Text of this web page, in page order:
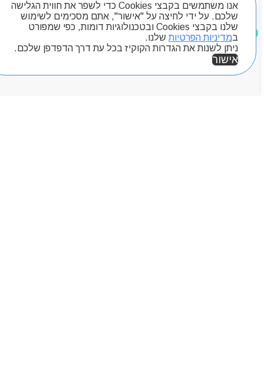
אנו משתמשים בקבצי Cookies כדי לשפר את חווית הגלישה
שלכם. על ידי לחיצה על "אישור", אתם מסכימים לשימוש
שלנו בקבצי Cookies ובטכנולוגיות דומות, כפי שמפורט
במדיניות הפרטיות שלנו.
ניתן לשנות את הגדרות הקוקיז בכל עת דרך הדפדפן שלכם.
אישור
מוצרים שאהבתי